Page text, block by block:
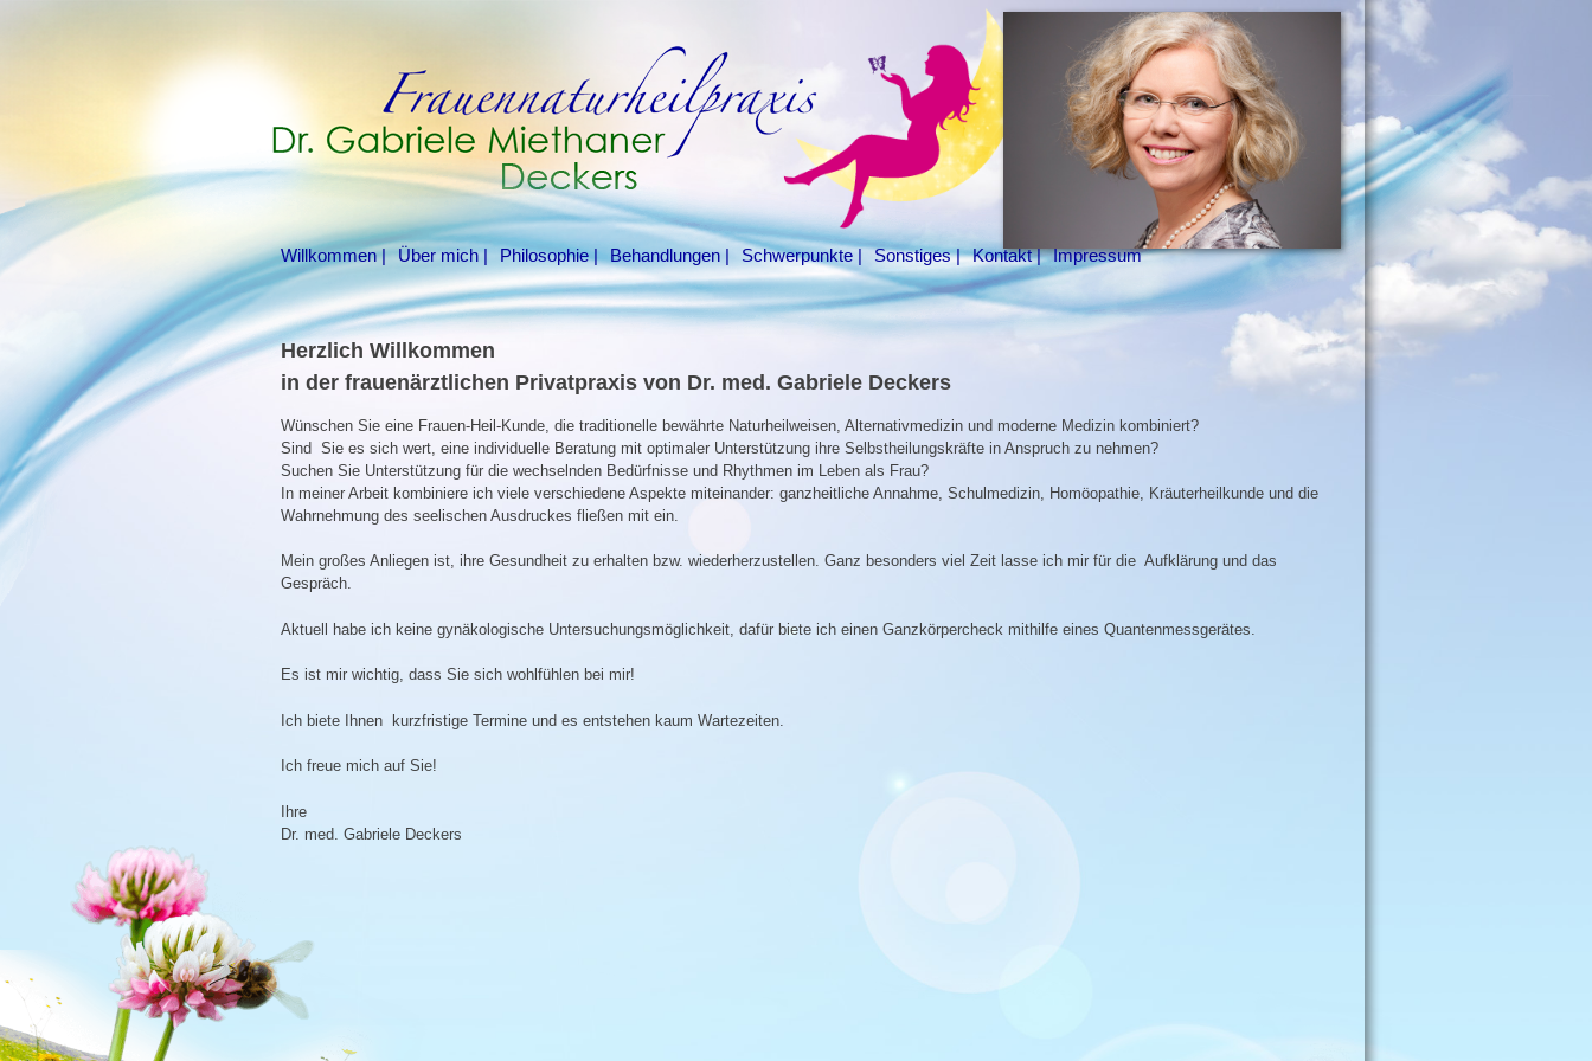
Willkommen Über mich Philosophie Behandlungen Schwerpunkte Sonstiges Kontakt Impressum
Herzlich Willkommen
in der frauenärztlichen Privatpraxis von Dr. med. Gabriele Deckers
Wünschen Sie eine Frauen-Heil-Kunde, die traditionelle bewährte Naturheilweisen, Alternativmedizin und moderne Medizin kombiniert?
Sind Sie es sich wert, eine individuelle Beratung mit optimaler Unterstützung ihre Selbstheilungskräfte in Anspruch zu nehmen?
Suchen Sie Unterstützung für die wechselnden Bedürfnisse und Rhythmen im Leben als Frau?
In meiner Arbeit kombiniere ich viele verschiedene Aspekte miteinander: ganzheitliche Annahme, Schulmedizin, Homöopathie, Kräuterheilkunde und die
Wahrnehmung des seelischen Ausdruckes fließen mit ein.
Mein großes Anliegen ist, ihre Gesundheit zu erhalten bzw. wiederherzustellen. Ganz besonders viel Zeit lasse ich mir für die Aufklärung und das
Gespräch.
Aktuell habe ich keine gynäkologische Untersuchungsmöglichkeit, dafür biete ich einen Ganzkörpercheck mithilfe eines Quantenmessgerätes.
Es ist mir wichtig, dass Sie sich wohlfühlen bei mir!
Ich biete Ihnen kurzfristige Termine und es entstehen kaum Wartezeiten.
Ich freue mich auf Sie!
Ihre
Dr. med. Gabriele Deckers